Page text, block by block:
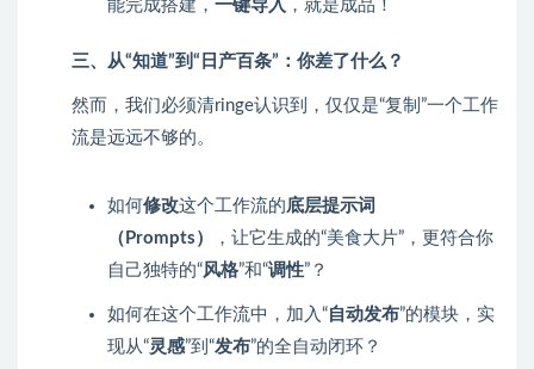
能完成搭建， 一键导入 ，就是成品！
三、从“知道”到“日产百条”：你差了什么？
然而，我们必须清ringe认识到，仅仅是“复制”一个工作
流是远远不够的。
如何修改这个工作流的底层提示词
（Prompts）
，让它生成的“美食大片”，更符合你
自己独特的“风格”和“调性”？
如何在这个工作流中，加入“自动发布”的模块，实
现从“灵感”到“发布”的全自动闭环？